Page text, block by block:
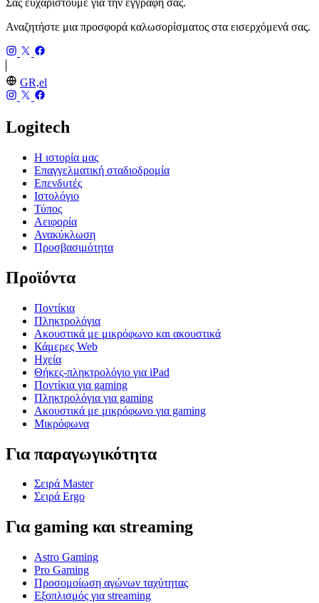
Σας ευχαριστούμε για την εγγραφή σας.
Αναζητήστε μια προσφορά καλωσορίσματος στα εισερχόμενά σας.
GR,el
Logitech
Η ιστορία μας
Επαγγελματική σταδιοδρομία
Επενδυτές
Ιστολόγιο
Τύπος
Αειφορία
Ανακύκλωση
Προσβασιμότητα
Προϊόντα
Ποντίκια
Πληκτρολόγια
Ακουστικά με μικρόφωνο και ακουστικά
Κάμερες Web
Ηχεία
Θήκες-πληκτρολόγιο για iPad
Ποντίκια για gaming
Πληκτρολόγια για gaming
Ακουστικά με μικρόφωνο για gaming
Μικρόφωνα
Για παραγωγικότητα
Σειρά Master
Σειρά Ergo
Για gaming και streaming
Astro Gaming
Pro Gaming
Προσομοίωση αγώνων ταχύτητας
Εξοπλισμός για streaming